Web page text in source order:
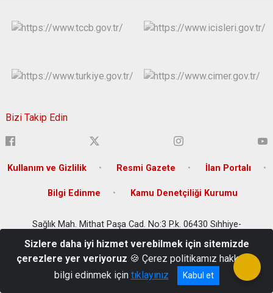
Bizi Takip Edin
Kullanım ve Gizlilik Resmi Gazete İlan Portalı
Bilgi Edinme Kamu Denetçiliği Kurumu
Sağlık Mah. Mithat Paşa Cad. No:3 P.k. 06430 Sıhhiye-
+90 (312) 306 66 66
Sizlere daha iyi hizmet verebilmek için sitemizde
çerezlere yer veriyoruz 🍪 Çerez politikamız hakkında
bilgi edinmek için tıklayınız Kabul et